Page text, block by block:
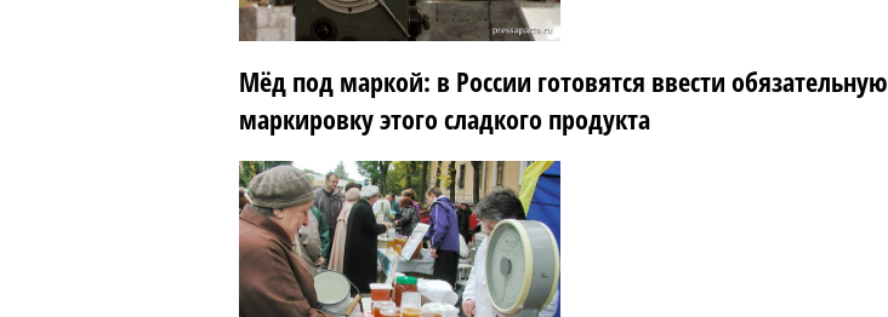
Мёд под маркой: в России готовятся ввести обязательную
маркировку этого сладкого продукта